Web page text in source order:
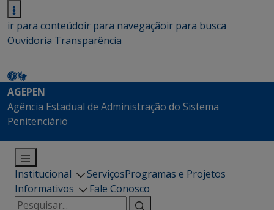
ir para conteúdoir para navegaçãoir para busca
Ouvidoria Transparência
AGEPEN
Agência Estadual de Administração do Sistema
Penitenciário
Institucional ServiçosProgramas e Projetos
Informativos
Fale Conosco
Pesquisar